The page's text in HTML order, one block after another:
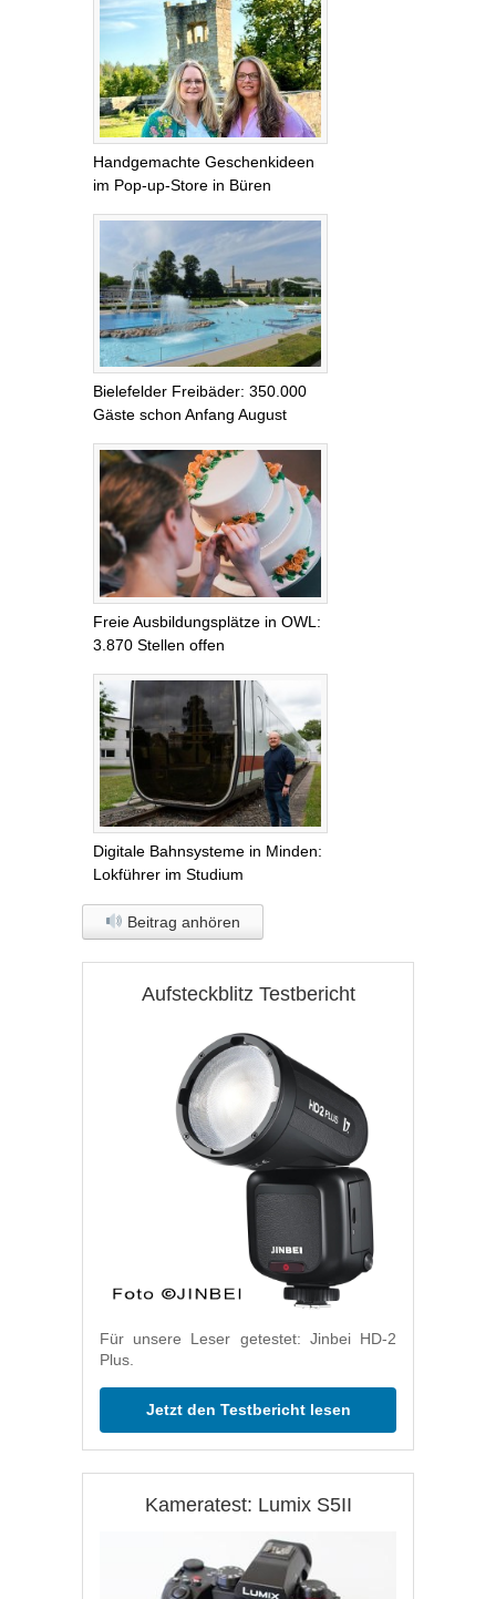
Handgemachte Geschenkideen
im Pop-up-Store in Büren
Bielefelder Freibäder: 350.000
Gäste schon Anfang August
Freie Ausbildungsplätze in OWL:
3.870 Stellen offen
Digitale Bahnsysteme in Minden:
Lokführer im Studium
Beitrag anhören
Aufsteckblitz Testbericht
Für unsere Leser getestet: Jinbei HD-2
Plus.
Jetzt den Testbericht lesen
Kameratest: Lumix S5II